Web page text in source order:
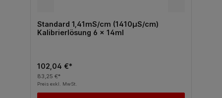
Standard 1,41mS/cm (1410µS/cm)
Kalibrierlösung 6 x 14ml
102,04 €*
83,25 €*
Preis exkl. MwSt.